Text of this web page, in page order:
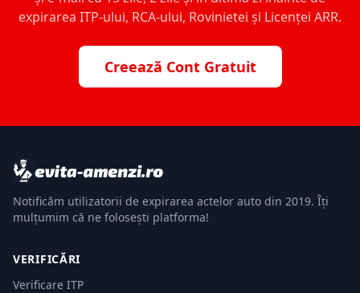
expirarea ITP-ului, RCA-ului, Rovinietei și Licenței ARR.
Creează Cont Gratuit
Notificăm utilizatorii de expirarea actelor auto din 2019. Îți
mulțumim că ne folosești platforma!
VERIFICĂRI
Verificare ITP